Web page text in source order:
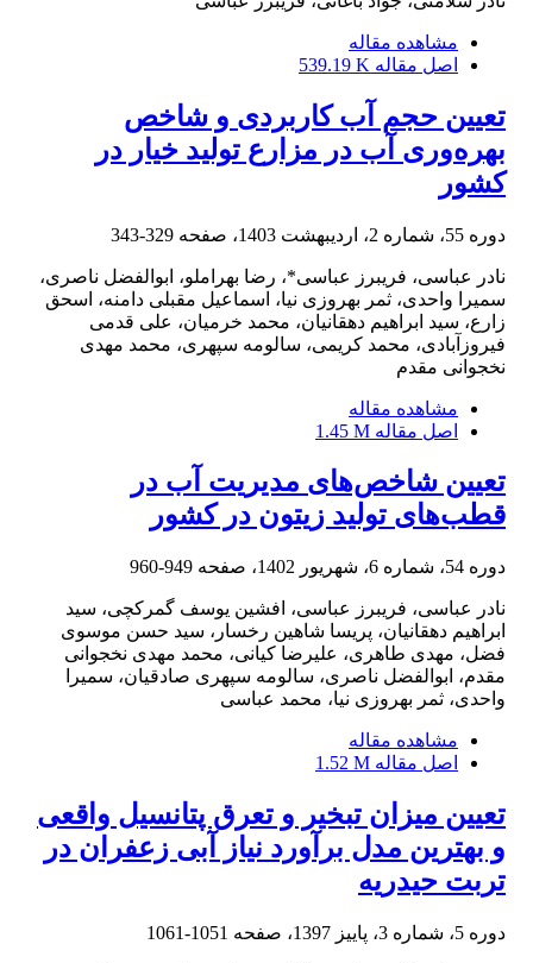
مشاهده مقاله
اصل مقاله 539.19 K
تعیین حجم آب کاربردی و شاخص‌
بهره‌وری آب در مزارع تولید خیار در
کشور
دوره 55، شماره 2، اردیبهشت 1403، صفحه 329-343
نادر عباسی، فریبرز عباسی*، رضا بهراملو، ابوالفضل ناصری،
سمیرا واحدی، ثمر بهروزی نیا، اسماعیل مقبلی دامنه، اسحق
زارع، سید ابراهیم دهقانیان، محمد خرمیان، علی قدمی
فیروزآبادی، محمد کریمی، سالومه سپهری، محمد مهدی
نخجوانی مقدم
مشاهده مقاله
اصل مقاله 1.45 M
تعیین شاخص‌های مدیریت آب در
قطب‌های تولید زیتون در کشور
دوره 54، شماره 6، شهریور 1402، صفحه 949-960
نادر عباسی، فریبرز عباسی، افشین یوسف گمرکچی، سید
ابراهیم دهقانیان، پریسا شاهین رخسار، سید حسن موسوی
فضل، مهدی طاهری، علیرضا کیانی، محمد مهدی نخجوانی
مقدم، ابوالفضل ناصری، سالومه سپهری صادقیان، سمیرا
واحدی، ثمر بهروزی نیا، محمد عباسی
مشاهده مقاله
اصل مقاله 1.52 M
تعیین میزان تبخیر و تعرق پتانسیل واقعی
و بهترین مدل برآورد نیاز آبی زعفران در
تربت حیدریه
دوره 5، شماره 3، پاییز 1397، صفحه 1051-1061